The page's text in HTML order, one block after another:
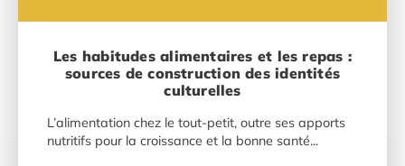
Les habitudes alimentaires et les repas :
sources de construction des identités
culturelles
L’alimentation chez le tout-petit, outre ses apports
nutritifs pour la croissance et la bonne santé...